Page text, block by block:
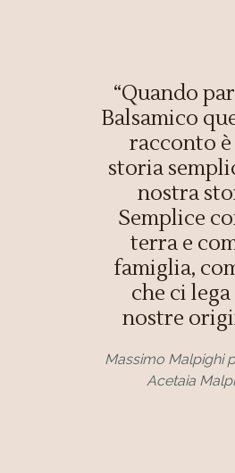
“Quando
Balsamico
racconto
storia
nostra
Semplice
terra e
famiglia,
che ci
nostre
Massimo Malpighi
Acetaia